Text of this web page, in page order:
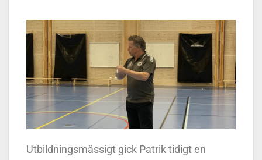
Utbildningsmässigt gick Patrik tidigt en